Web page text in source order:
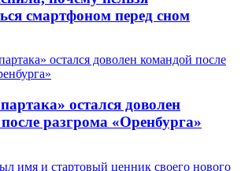
смартфоном перед сном
остался доволен
разгрома «Оренбурга»